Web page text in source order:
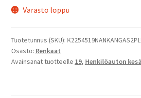
Varasto loppu
Tuotetunnus (SKU):
Osasto: Renkaat
Avainsanat tuotteelle 19, Henkilöauton